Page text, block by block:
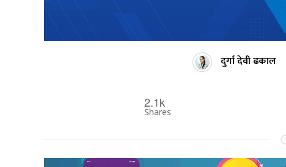
दुर्गा देवी ढकाल
2.1k
Shares